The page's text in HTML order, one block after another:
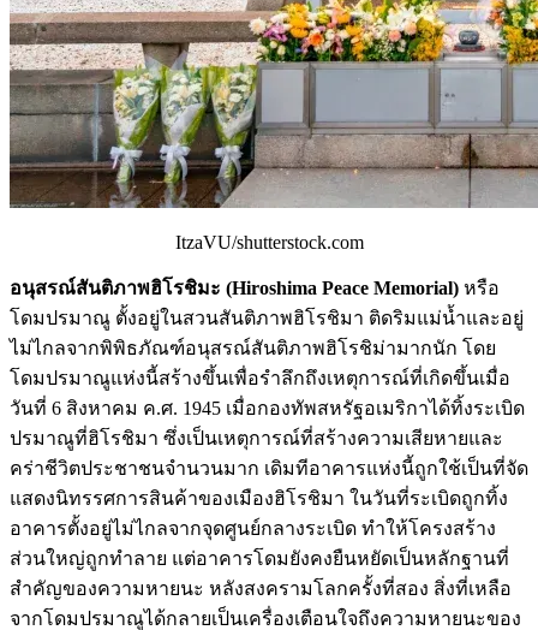
ItzaVU/shutterstock.com
อนุสรณ์สันติภาพฮิโรชิมะ (Hiroshima Peace Memorial) หรือ
โดมปรมาณู ตั้งอยู่ในสวนสันติภาพฮิโรชิมา ติดริมแม่น้ำและอยู่
ไม่ไกลจากพิพิธภัณฑ์อนุสรณ์สันติภาพฮิโรชิม่ามากนัก โดย
โดมปรมาณูแห่งนี้สร้างขึ้นเพื่อรำลึกถึงเหตุการณ์ที่เกิดขึ้นเมื่อ
วันที่ 6 สิงหาคม ค.ศ. 1945 เมื่อกองทัพสหรัฐอเมริกาได้ทิ้งระเบิด
ปรมาณูที่ฮิโรชิมา ซึ่งเป็นเหตุการณ์ที่สร้างความเสียหายและ
คร่าชีวิตประชาชนจำนวนมาก เดิมทีอาคารแห่งนี้ถูกใช้เป็นที่จัด
แสดงนิทรรศการสินค้าของเมืองฮิโรชิมา ในวันที่ระเบิดถูกทิ้ง
อาคารตั้งอยู่ไม่ไกลจากจุดศูนย์กลางระเบิด ทำให้โครงสร้าง
ส่วนใหญ่ถูกทำลาย แต่อาคารโดมยังคงยืนหยัดเป็นหลักฐานที่
สำคัญของความหายนะ หลังสงครามโลกครั้งที่สอง สิ่งที่เหลือ
จากโดมปรมาณูได้กลายเป็นเครื่องเตือนใจถึงความหายนะของ